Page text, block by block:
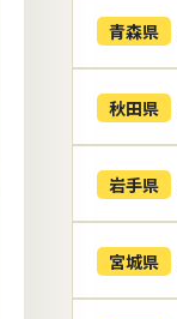
青森県
秋田県
岩手県
宮城県